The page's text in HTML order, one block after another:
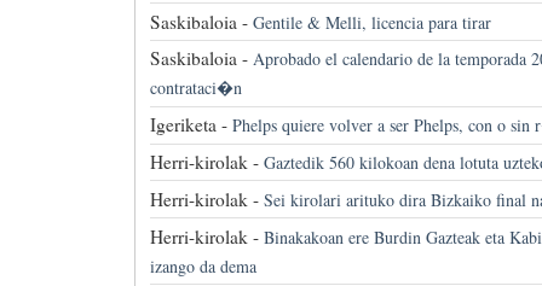
Saskibaloia - Gentile & Melli, licencia para tirar
Saskibaloia - Aprobado el calendario de la temporada
contrataci�n
Igeriketa - Phelps quiere volver a ser Phelps, con o
Herri-kirolak - Gaztedik 560 kilokoan dena lotuta
Herri-kirolak - Sei kirolari arituko dira Bizkaiko final
Herri-kirolak - Binakakoan ere Burdin Gazteak eta
izango da dema